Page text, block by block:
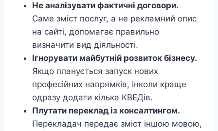
Не аналізувати фактичні договори.
Саме зміст послуг, а не рекламний опис
на сайті, допомагає правильно
визначити вид діяльності.
Ігнорувати майбутній розвиток бізнесу.
Якщо планується запуск нових
професійних напрямків, інколи краще
одразу додати кілька КВЕДів.
Плутати переклад із консалтингом.
Перекладач передає зміст іншою мовою,